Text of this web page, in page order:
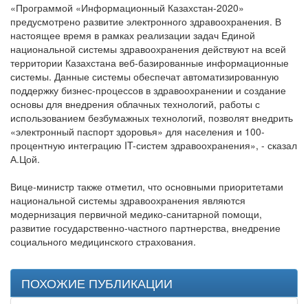
«Программой «Информационный Казахстан-2020»
предусмотрено развитие электронного здравоохранения. В
настоящее время в рамках реализации задач Единой
национальной системы здравоохранения действуют на всей
территории Казахстана веб-базированные информационные
системы. Данные системы обеспечат автоматизированную
поддержку бизнес-процессов в здравоохранении и создание
основы для внедрения облачных технологий, работы с
использованием безбумажных технологий, позволят внедрить
«электронный паспорт здоровья» для населения и 100-
процентную интеграцию IT-систем здравоохранения», - сказал
А.Цой.
Вице-министр также отметил, что основными приоритетами
национальной системы здравоохранения являются
модернизация первичной медико-санитарной помощи,
развитие государственно-частного партнерства, внедрение
социального медицинского страхования.
ПОХОЖИЕ ПУБЛИКАЦИИ